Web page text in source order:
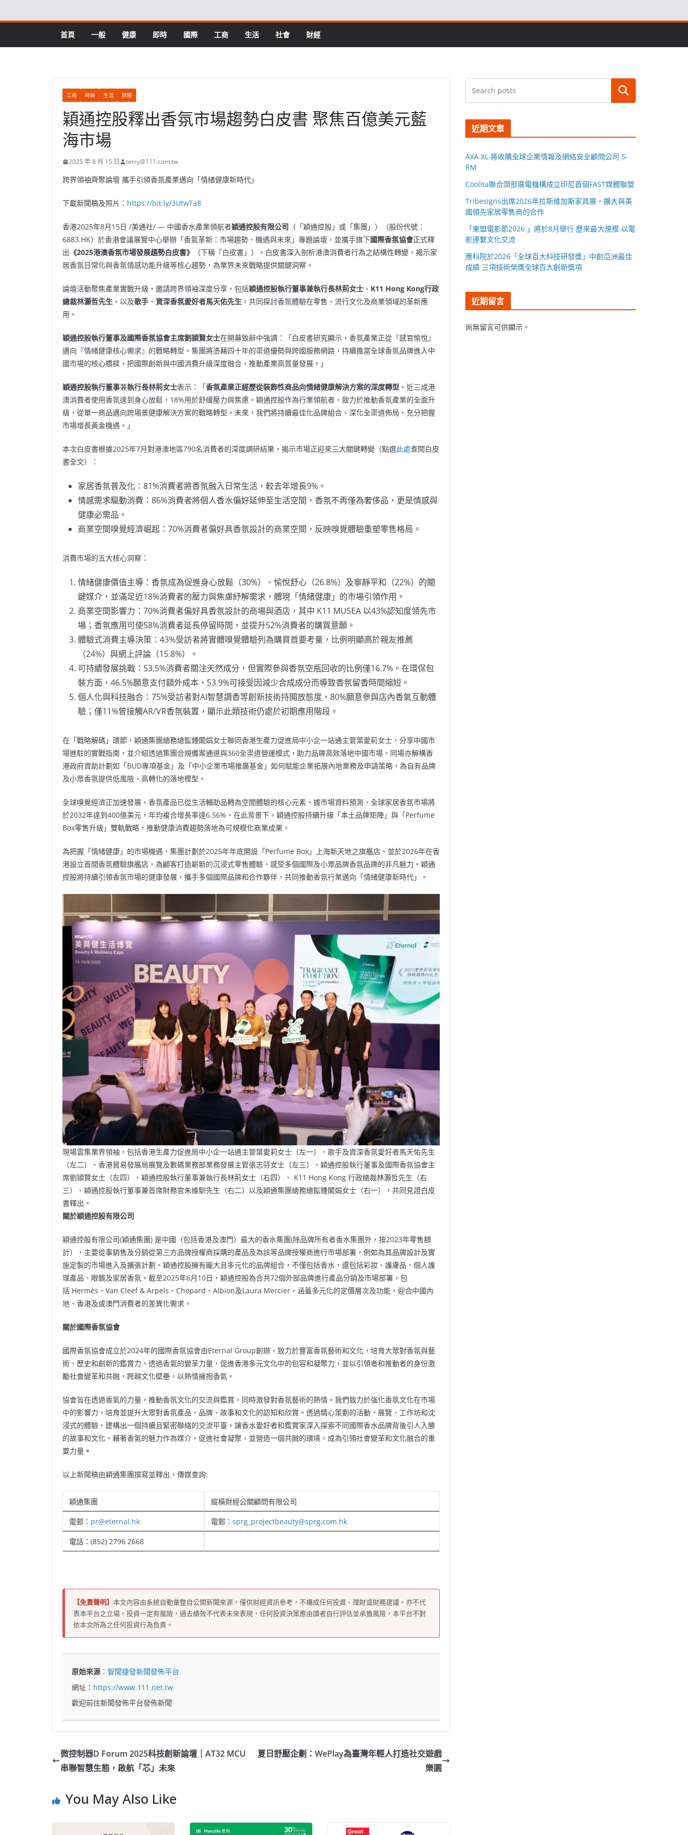
to
首頁 一般 健康 即時 國際 工商 生活 社會 財經
工商 時尚 生活 財經
穎通控股釋出香氛市場趨勢白皮書 聚焦百億美元藍
海市場
2025 年 8 月 15 日 terry@111.com.tw
跨界領袖齊聚論壇 攜手引領香氛產業邁向「情緒健康新時代」
下載新聞稿及照片： https://bit.ly/3UtwTa8
香港2025年8月15日 /美通社/ — 中國香水產業領航者穎通控股有限公司 （「穎通控股」或「集團」）（股份代號：
6883.HK）於香港會議展覽中心舉辦「香氣革新：市場趨勢、機遇與未來」專題論壇，並攜手旗下國際香氛協會正式釋
出 《2025港澳香氛市場發展趨勢白皮書》
（下稱「白皮書」）。白皮書深入剖析港澳消費者行為之結構性轉變，揭示家
居香氛日常化與香氛情感功能升級等核心趨勢，為業界未來戰略提供關鍵洞察。
論壇活動聚焦產業實戰升級，邀請跨界領袖深度分享，包括穎通控股執行董事兼執行長林荊女士 、 K11 Hong Kong行政
總裁林灝哲先生 ，以及歌手 、 資深香氛愛好者馬天佑先生 ，共同探討香氛體驗在零售、流行文化及商業領域的革新應
用。
穎通控股執行董事及國際香氛協會主席劉頴賢女士在開幕致辭中強調：「白皮書研究顯示，香氛產業正從『感官愉悅』
邁向『情緒健康核心需求』的戰略轉型。集團將憑藉四十年的渠道優勢與跨國服務網路，持續擔當全球香氛品牌進入中
國市場的核心橋樑，把國際創新與中國消費升級深度融合，推動產業高質量發展。」
穎通控股執行董事兼執行長林荊女士表示：「香氛產業正經歷從裝飾性商品向情緒健康解決方案的深度轉型 。近三成港
澳消費者使用香氛達到身心放鬆，18%用於舒緩壓力與焦慮。穎通控股作為行業領航者，致力於推動香氛產業的全面升
級，從單一商品邁向跨場景健康解決方案的戰略轉型。未來，我們將持續最佳化品牌組合、深化全渠道佈局，充分把握
市場增長黃金機遇。」
本次白皮書根據2025年7月對港澳地區790名消費者的深度調研結果，揭示市場正迎來三大關鍵轉變（點選此處查閱白皮
書全文）：
家居香氛普及化：81%消費者將香氛融入日常生活，較去年增長9%。
情感需求驅動消費：86%消費者將個人香水偏好延伸至生活空間，香氛不再僅為奢侈品，更是情感與
健康必需品。
商業空間嗅覺經濟崛起：70%消費者偏好具香氛設計的商業空間，反映嗅覺體驗重塑零售格局。
消費市場的五大核心洞察：
情緒健康價值主導：香氛成為促進身心放鬆（30%）、愉悅舒心（26.8%）及寧靜平和（22%）的關
鍵媒介，並滿足近18%消費者的壓力與焦慮紓解需求，體現「情緒健康」的市場引領作用。
商業空間影響力：70%消費者偏好具香氛設計的商場與酒店，其中 K11 MUSEA 以43%認知度領先市
場；香氛應用可使58%消費者延長停留時間，並提升52%消費者的購買意願。
體驗式消費主導決策：43%受訪者將實體嗅覺體驗列為購買首要考量，比例明顯高於親友推薦
（24%）與網上評論（15.8%）。
可持續發展挑戰：53.5%消費者關注天然成分，但實際參與香氛空瓶回收的比例僅16.7%。在環保包
裝方面，46.5%願意支付額外成本，53.9%可接受因減少合成成分而導致香氛留香時間縮短。
個人化與科技融合：75%受訪者對AI智慧調香等創新技術持開放態度，80%願意參與店內香氣互動體
驗；僅11%曾接觸AR/VR香氛裝置，顯示此類技術仍處於初期應用階段。
在「戰略解碼」環節，穎通集團總務總監鍾閣娟女士聯同香港生產力促進局中小企一站通主管葉愛莉女士，分享中國市
場進駐的實戰指南，並介紹透過集團合規備案通道與360全渠道營運模式，助力品牌高效落地中國市場。同場亦解構香
港政府資助計劃如「BUD專項基金」及「中小企業市場推廣基金」如何賦能企業拓展內地業務及申請策略，為自有品牌
及小眾香氛提供低風險、高轉化的落地模型。
全球嗅覺經濟正加速發展，香氛產品已從生活輔助品轉為空間體驗的核心元素。據市場資料預測，全球家居香氛市場將
於2032年達到400億美元，年均複合增長率達6.56%。在此背景下，穎通控股持續升級「本土品牌矩陣」與「Perfume
Box零售升級」雙軌戰略，推動健康消費趨勢落地為可規模化商業成果。
為把握「情緒健康」的市場機遇，集團計劃於2025年年底開設「Perfume Box」上海新天地之旗艦店，並於2026年在香
港設立首間香氛體驗旗艦店，為顧客打造嶄新的沉浸式零售體驗，感受多個國際及小眾品牌香氛品牌的非凡魅力。穎通
控股將持續引領香氛市場的健康發展，攜手多個國際品牌和合作夥伴，共同推動香氛行業邁向「情緒健康新時代」。
現場雲集業界領袖，包括香港生產力促進局中小企一站通主管葉愛莉女士（左一）、歌手及資深香氛愛好者馬天佑先生
（左二）、香港貿易發展局展覽及數碼業務部業務發展主管張志芬女士（左三）、穎通控股執行董事及國際香氛協會主
席劉頴賢女士（左四）、穎通控股執行董事兼執行長林荊女士（右四）、 K11 Hong Kong 行政總裁林灝哲先生（右
三）、穎通控股執行董事兼首席財務官朱維馴先生（右二）以及穎通集團總務總監鍾閣娟女士（右一），共同見證白皮
書釋出。
關於穎通控股有限公司
穎通控股有限公司(穎通集團) 是中國（包括香港及澳門）最大的香水集團(除品牌所有者香水集團外，按2023年零售額
計），主要從事銷售及分銷從第三方品牌授權商採購的產品及為該等品牌授權商進行市場部署，例如為其品牌設計及實
施定製的市場進入及擴張計劃。穎通控股擁有龐大且多元化的品牌組合，不僅包括香水，還包括彩妝、護膚品、個人護
理產品、眼鏡及家居香氛。截至2025年6月10日，穎通控股為合共72個外部品牌進行產品分銷及市場部署，包
括 Hermès、Van Cleef & Arpels、Chopard、Albion及Laura Mercier，涵蓋多元化的定價層次及功能，迎合中國內
地、香港及或澳門消費者的差異化需求。
關於國際香氛協會
國際香氛協會成立於2024年的國際香氛協會由Eternal Group創辦，致力於豐富香氛藝術和文化，培育大眾對香氛與藝
術、歷史和創新的鑑賞力。透過香氣的變革力量，促進香港多元文化中的包容和凝聚力，並以引領者和推動者的身份激
勵社會變革和共融，跨越文化壁壘，以熱情擁抱香氣。
協會旨在透過香氣的力量，推動香氛文化的交流與鑑賞，同時激發對香氛藝術的熱情。我們致力於強化香氛文化在市場
中的影響力，培育並提升大眾對香氛產品、品牌、故事和文化的認知和欣賞。透過精心策劃的活動、展覽、工作坊和沈
浸式的體驗，建構出一個持續且緊密聯絡的交流平臺，讓香水愛好者和鑑賞家深入探索不同國際香水品牌背後引人入勝
的故事和文化。藉著香氣的魅力作為媒介，促進社會凝聚，並營造一個共融的環境，成為引領社會變革和文化融合的重
要力量 。
以上新聞稿由穎通集團撰寫並釋出， 傳媒查詢:
穎通集團 縱橫財經公關顧問有限公司
電郵： pr@eternal.hk 電郵： sprg_projectbeauty@sprg.com.hk
電話：(852) 2796 2668
【免責聲明】 本文內容由系統自動彙整自公開新聞來源，僅供財經資訊參考，不構成任何投資、理財或財務建議，亦不代
表本平台之立場。投資一定有風險，過去績效不代表未來表現，任何投資決策應由讀者自行評估並承擔風險，本平台不對
依本文所為之任何投資行為負責。
原始來源 ：智聞捷發新聞發佈平台
網址： https://www.111.net.tw
歡迎前往新聞發佈平台發佈新聞
微控制器D Forum 2025科技創新論壇｜AT32 MCU
串聯智慧生態，啟航「芯」未來
夏日舒壓企劃：WePlay為臺灣年輕人打造社交遊戲
樂園
You May Also Like
搜尋
近期文章
AXA XL 將收購全球企業情報及網絡安全顧問公司 S-
RM
Coolita聯合頭部廣電機構成立印尼首個FAST媒體聯盟
Tribesigns出席2026年拉斯維加斯家具展，擴大與美
國領先家居零售商的合作
「東盟電影節2026 」將於8月舉行 歷來最大規模 以電
影連繫文化交流
應科院於2026「全球百大科技研發獎」中創亞洲最佳
成績 三項技術榮膺全球百大創新獎項
近期留言
尚無留言可供顯示。